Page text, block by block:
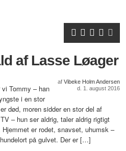
af Lasse Løager
af Vibeke Holm Andersen
d. 1. august 2016
vi Tommy – han
i en stor
død, moren sidder en stor del af
– hun ser aldrig, taler aldrig rigtigt
er rodet, snavset, uhumsk –
på gulvet. Der er […]